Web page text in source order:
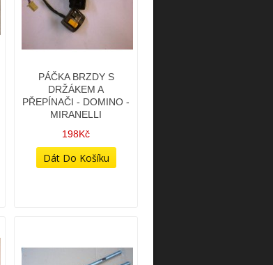
PÁČKA BRZDY S
DRŽÁKEM A
PŘEPÍNAČI - DOMINO -
MIRANELLI
198Kč